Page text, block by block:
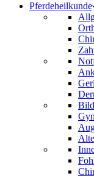
Pferdeheilkunde